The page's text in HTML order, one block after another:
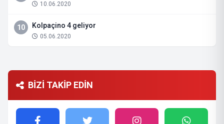
10.06.2020
10 Kolpaçino 4 geliyor
05.06.2020
BİZİ TAKİP EDİN